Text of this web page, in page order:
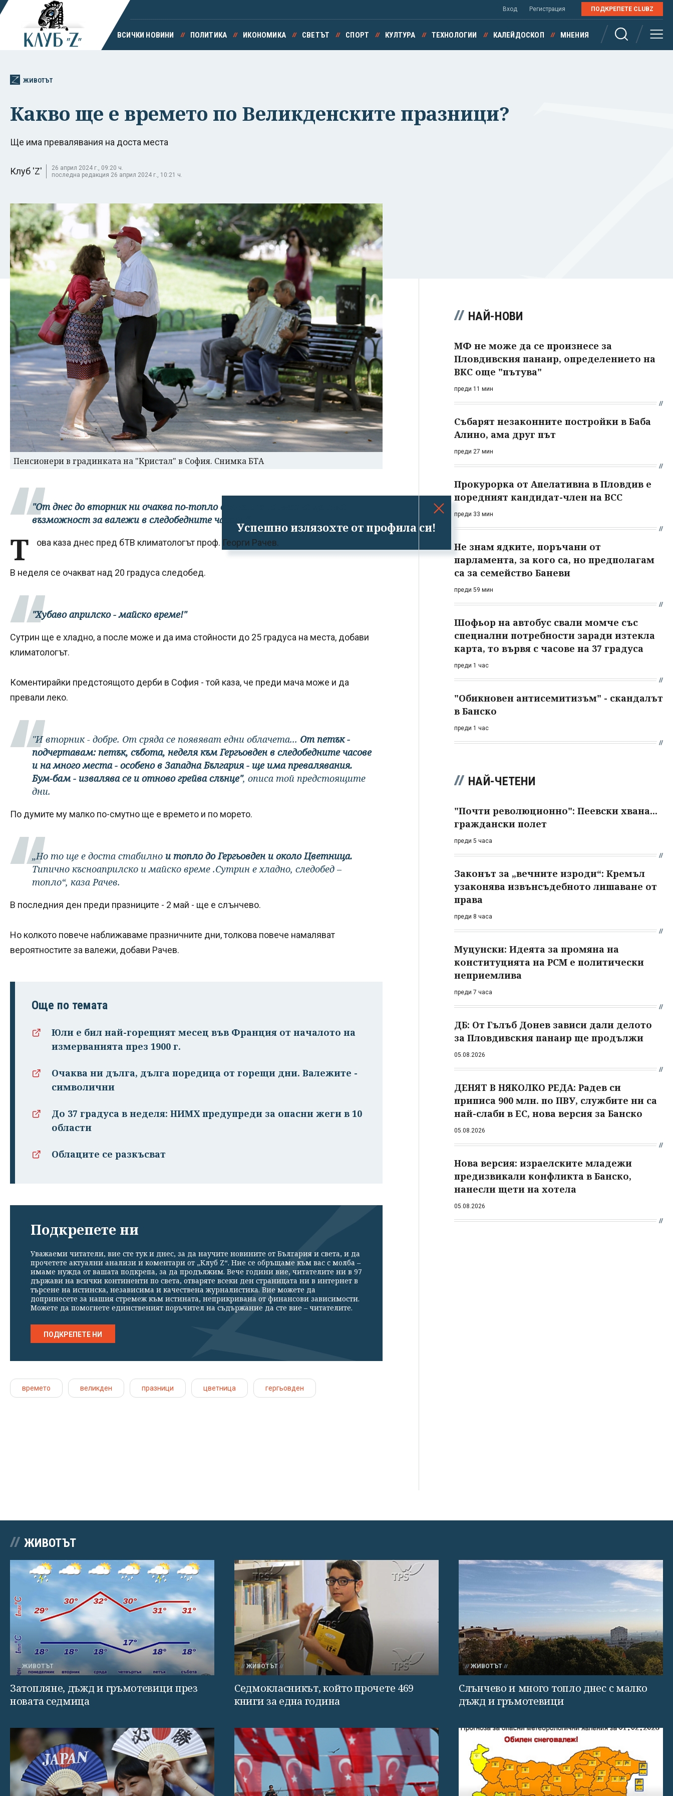
Успешно излязохте от профила си!
Вход Регистрация ПОДКРЕПЕТЕ CLUBZ
ВСИЧКИ НОВИНИ ПОЛИТИКА ИКОНОМИКА СВЕТЪТ СПОРТ КУЛТУРА ТЕХНОЛОГИИ КАЛЕЙДОСКОП МНЕНИЯ
ЖИВОТЪТ
Какво ще е времето по Великденските празници?
Ще има превалявания на доста места
Клуб 'Z'
26 април 2024 г., 09:20 ч.
последна редакция 26 април 2024 г., 10:21 ч.
Пенсионери в градинката на "Кристал" в София. Снимка БТА
"От днес до вторник ни очаква по-топло време. Но на места ще има
възможност за валежи в следобедните часове.“
Т ова каза днес пред бТВ климатологът проф. Георги Рачев.
В неделя се очакват над 20 градуса следобед.
"Хубаво априлско - майско време!"
Сутрин ще е хладно, а после може и да има стойности до 25 градуса на места, добави
климатологът.
Коментирайки предстоящото дерби в София - той каза, че преди мача може и да
превали леко.
"И вторник - добре. От сряда се появяват едни облачета... От петък -
подчертавам: петък, събота, неделя към Гергьовден в следобедните часове
и на много места - особено в Западна България - ще има превалявания.
Бум-бам - извалява се и отново грейва слънце", описа той предстоящите
дни.
По думите му малко по-смутно ще е времето и по морето.
„Но то ще е доста стабилно и топло до Гергьовден и около Цветница.
Типично късноаприлско и майско време .Сутрин е хладно, следобед –
топло“, каза Рачев.
В последния ден преди празниците - 2 май - ще е слънчево.
Но колкото повече наближаваме празничните дни, толкова повече намаляват
вероятностите за валежи, добави Рачев.
Още по темата
Юли е бил най-горещият месец във Франция от началото на
измерванията през 1900 г.
Очаква ни дълга, дълга поредица от горещи дни. Валежите -
символични
До 37 градуса в неделя: НИМХ предупреди за опасни жеги в 10
области
Облаците се разкъсват
Подкрепете ни
Уважаеми читатели, вие сте тук и днес, за да научите новините от България и света, и да
прочетете актуални анализи и коментари от „Клуб Z“. Ние се обръщаме към вас с молба –
имаме нужда от вашата подкрепа, за да продължим. Вече години вие, читателите ни в 97
държави на всички континенти по света, отваряте всеки ден страницата ни в интернет в
търсене на истинска, независима и качествена журналистика. Вие можете да
допринесете за нашия стремеж към истината, неприкривана от финансови зависимости.
Можете да помогнете единственият поръчител на съдържание да сте вие – читателите.
ПОДКРЕПЕТЕ НИ
времето великден празници цветница гергьовден
НАЙ-НОВИ
МФ не може да се произнесе за
Пловдивския панаир, определението на
ВКС още "пътува"
преди 11 мин
Събарят незаконните постройки в Баба
Алино, ама друг път
преди 27 мин
Прокурорка от Апелативна в Пловдив е
поредният кандидат-член на ВСС
преди 33 мин
Не знам ядките, поръчани от
парламента, за кого са, но предполагам
са за семейство Баневи
преди 59 мин
Шофьор на автобус свали момче със
специални потребности заради изтекла
карта, то вървя с часове на 37 градуса
преди 1 час
"Обикновен антисемитизъм" - скандалът
в Банско
преди 1 час
НАЙ-ЧЕТЕНИ
"Почти революционно": Пеевски хвана...
граждански полет
преди 5 часа
Законът за „вечните изроди“: Кремъл
узаконява извънсъдебното лишаване от
права
преди 8 часа
Муцунски: Идеята за промяна на
конституцията на РСМ е политически
неприемлива
преди 7 часа
ДБ: От Гълъб Донев зависи дали делото
за Пловдивския панаир ще продължи
05.08.2026
ДЕНЯТ В НЯКОЛКО РЕДА: Радев си
приписа 900 млн. по ПВУ, службите ни са
най-слаби в ЕС, нова версия за Банско
05.08.2026
Нова версия: израелските младежи
предизвикали конфликта в Банско,
нанесли щети на хотела
05.08.2026
ЖИВОТЪТ
ЖИВОТЪТ
Затопляне, дъжд и гръмотевици през
новата седмица
ЖИВОТЪТ
Седмокласникът, който прочете 469
книги за една година
ЖИВОТЪТ
Слънчево и много топло днес с малко
дъжд и гръмотевици